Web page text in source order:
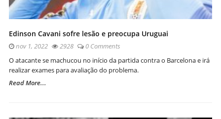
Edinson Cavani sofre lesão e preocupa Uruguai
nov 1, 2022 2928
0 Comments
O atacante se machucou no início da partida contra o Barcelona e irá
realizar exames para avaliação do problema.
Read More...